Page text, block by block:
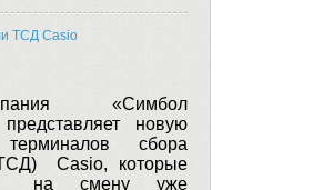
ТСД Casio
«Симбол
новую
сбора
Casio, которые
на смену уже